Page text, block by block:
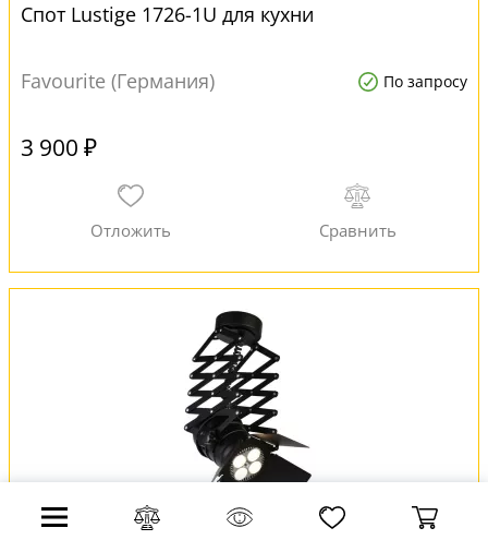
Спот Lustige 1726-1U для кухни
Favourite (Германия) По запросу
3 900 ₽